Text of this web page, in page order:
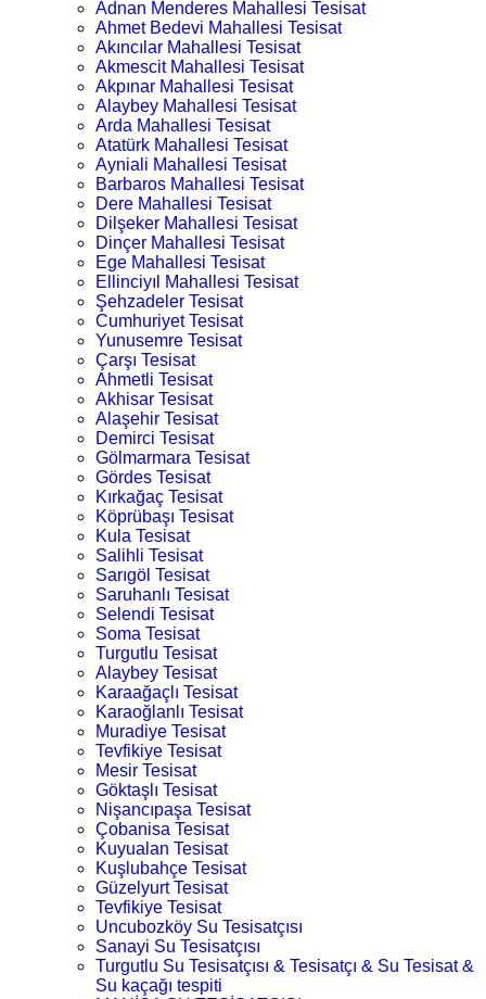
Adnan Menderes Mahallesi Tesisat
Ahmet Bedevi Mahallesi Tesisat
Akıncılar Mahallesi Tesisat
Akmescit Mahallesi Tesisat
Akpınar Mahallesi Tesisat
Alaybey Mahallesi Tesisat
Arda Mahallesi Tesisat
Atatürk Mahallesi Tesisat
Ayniali Mahallesi Tesisat
Barbaros Mahallesi Tesisat
Dere Mahallesi Tesisat
Dilşeker Mahallesi Tesisat
Dinçer Mahallesi Tesisat
Ege Mahallesi Tesisat
Ellinciyıl Mahallesi Tesisat
Şehzadeler Tesisat
Cumhuriyet Tesisat
Yunusemre Tesisat
Çarşı Tesisat
Ahmetli Tesisat
Akhisar Tesisat
Alaşehir Tesisat
Demirci Tesisat
Gölmarmara Tesisat
Gördes Tesisat
Kırkağaç Tesisat
Köprübaşı Tesisat
Kula Tesisat
Salihli Tesisat
Sarıgöl Tesisat
Saruhanlı Tesisat
Selendi Tesisat
Soma Tesisat
Turgutlu Tesisat
Alaybey Tesisat
Karaağaçlı Tesisat
Karaoğlanlı Tesisat
Muradiye Tesisat
Tevfikiye Tesisat
Mesir Tesisat
Göktaşlı Tesisat
Nişancıpaşa Tesisat
Çobanisa Tesisat
Kuyualan Tesisat
Kuşlubahçe Tesisat
Güzelyurt Tesisat
Tevfikiye Tesisat
Uncubozköy Su Tesisatçısı
Sanayi Su Tesisatçısı
Turgutlu Su Tesisatçısı & Tesisatçı & Su Tesisat &
Su kaçağı tespiti